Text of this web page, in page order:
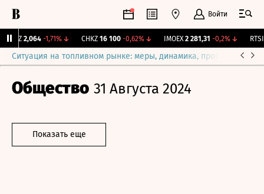
Войти
2,064 -1,71% ↓ CHKZ 16 100 -0,62%↓ IMOEX 2 281,31 -0,2%↓ RTSI
Ситуация на топливном рынке: меры, динамика, прогнозы
Общество 31 Августа 2024
Показать еще